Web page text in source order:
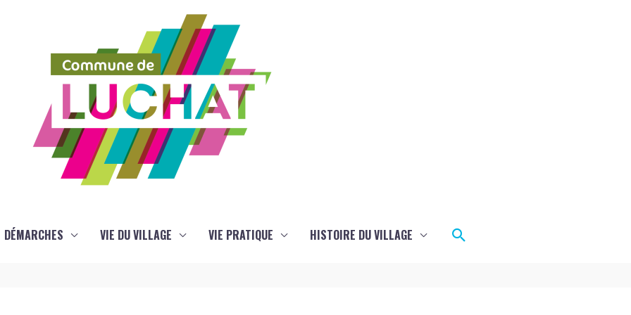
DÉMARCHES VIE DU VILLAGE VIE PRATIQUE HISTOIRE DU VILLAGE Rechercher